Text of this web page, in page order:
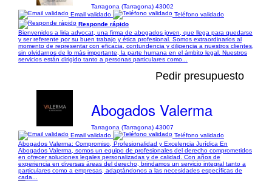
Tarragona (Tarragona) 43002
Email validado
Teléfono validado
Responde rápido
Bienvenidos a liria advocat, una firma de abogados joven, que llega para quedarse
y ser referente por su buen trabajo y ética profesional. Somos extraordinarios al
momento de representar con eficacia, contundencia y diligencia a nuestros clientes,
sin olvidarnos de lo más importante, la parte humana en el ámbito legal. Nuestros
servicios están dirigido tanto a personas particulares como...
Pedir presupuesto
Abogados Valerma
Tarragona (Tarragona) 43007
Email validado
Teléfono validado
Abogados Valerma: Compromiso, Profesionalidad y Excelencia Jurídica En
Abogados Valerma, somos un equipo de profesionales del derecho comprometidos
en ofrecer soluciones legales personalizadas y de calidad. Con años de
experiencia en diversas áreas del derecho, brindamos un servicio integral tanto a
particulares como a empresas, adaptándonos a las necesidades específicas de
cada...